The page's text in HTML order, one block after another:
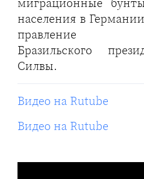
населения в
правление
Бразильского
Силвы.
Видео на Rutube
Видео на Rutube